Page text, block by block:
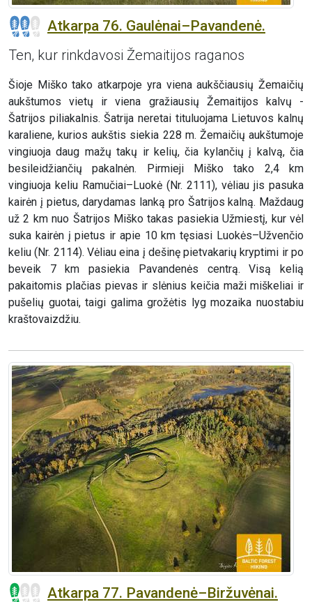
Atkarpa 76. Gaulėnai–Pavandenė.
Ten, kur rinkdavosi Žemaitijos raganos
Šioje Miško tako atkarpoje yra viena aukščiausių Žemaičių
aukštumos vietų ir viena gražiausių Žemaitijos kalvų -
Šatrijos piliakalnis. Šatrija neretai tituluojama Lietuvos kalnų
karaliene, kurios aukštis siekia 228 m. Žemaičių aukštumoje
vingiuoja daug mažų takų ir kelių, čia kylančių į kalvą, čia
besileidžiančių pakalnėn. Pirmieji Miško tako 2,4 km
vingiuoja keliu Ramučiai–Luokė (Nr. 2111), vėliau jis pasuka
kairėn į pietus, darydamas lanką pro Šatrijos kalną. Maždaug
už 2 km nuo Šatrijos Miško takas pasiekia Užmiestį, kur vėl
suka kairėn į pietus ir apie 10 km tęsiasi Luokės–Užvenčio
keliu (Nr. 2114). Vėliau eina į dešinę pietvakarių kryptimi ir po
beveik 7 km pasiekia Pavandenės centrą. Visą kelią
pakaitomis plačias pievas ir slėnius keičia maži miškeliai ir
pušelių guotai, taigi galima grožėtis lyg mozaika nuostabiu
kraštovaizdžiu.
Atkarpa 77. Pavandenė–Biržuvėnai.